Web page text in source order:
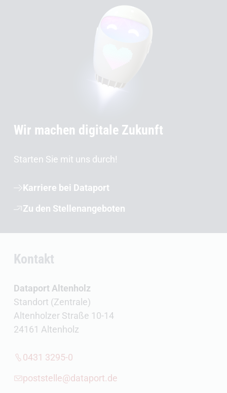
Wir machen digitale Zukunft
Starten Sie mit uns durch!
Karriere bei Dataport
Zu den Stellenangeboten
Kontakt
Dataport Altenholz
Standort (Zentrale)
Altenholzer Straße 10-14
24161 Altenholz
0431 3295-0
poststelle@dataport.de